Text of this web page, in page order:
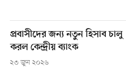
প্রবাসীদের জন্য নতুন হিসাব চালু
করল কেন্দ্রীয় ব্যাংক
২৩ জুন ২০২৬